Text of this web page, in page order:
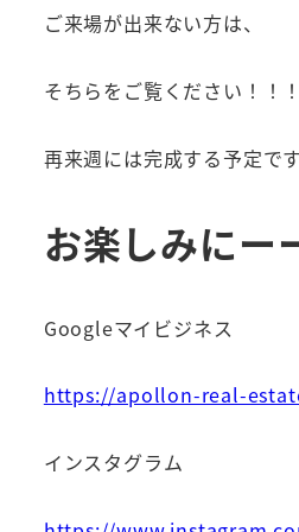
ご来場が出来ない方は、
そちらをご覧ください！！！
再来週には完成する予定です
お楽しみにー
Googleマイビジネス
https://apollon-real-
インスタグラム